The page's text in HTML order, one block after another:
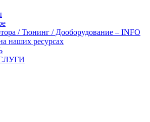
/ Тюнинг / Дооборудование – INFO
наших ресурсах